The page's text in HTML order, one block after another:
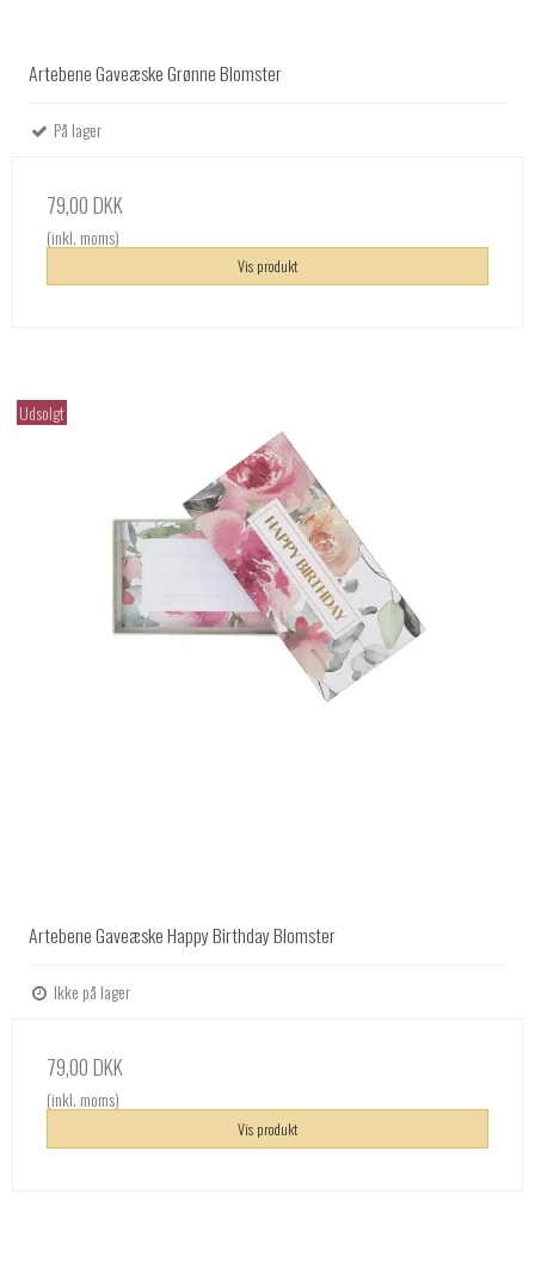
Artebene Gaveæske Grønne Blomster
På lager
79,00 DKK
(inkl. moms)
Vis produkt
Udsolgt
Artebene Gaveæske Happy Birthday Blomster
Ikke på lager
79,00 DKK
(inkl. moms)
Vis produkt